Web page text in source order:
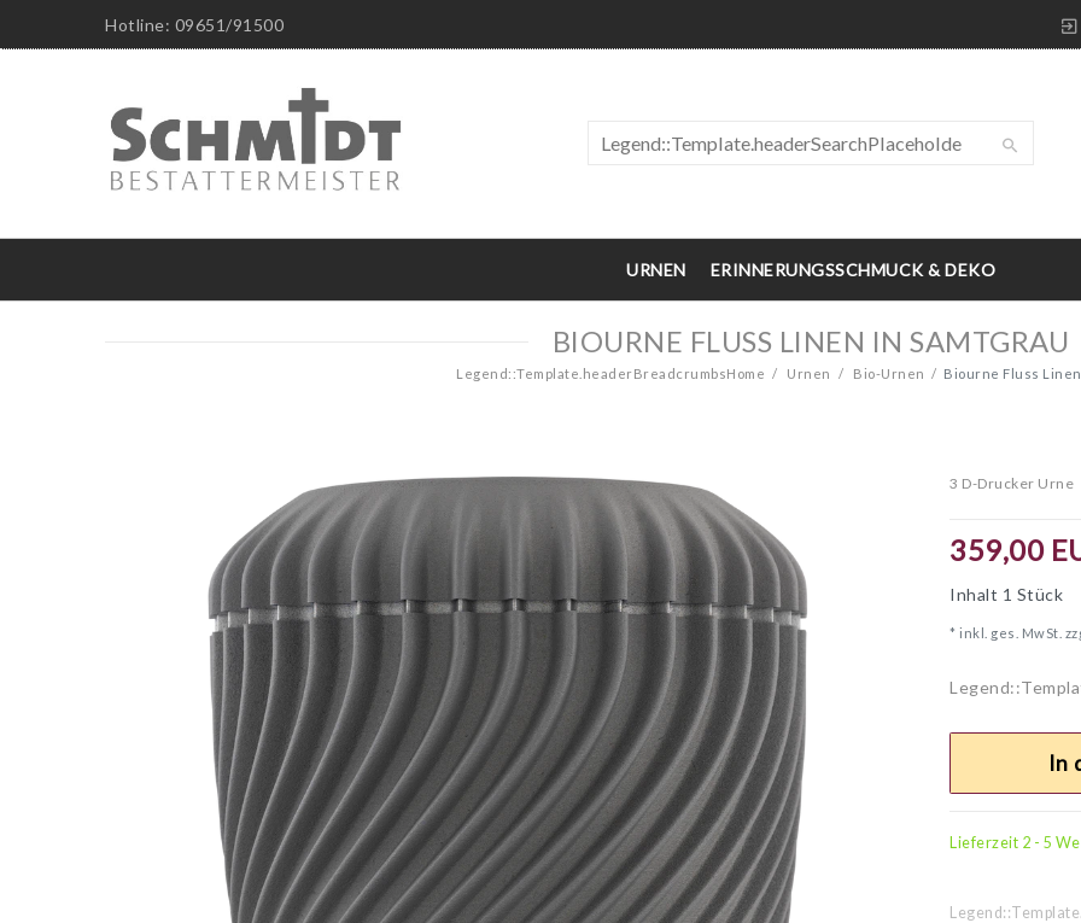
Hotline: 09651/91500
URNEN ERINNERUNGSSCHMUCK & DEKO
BIOURNE FLUSS LINEN IN SAMTGRAU
Legend::Template.headerBreadcrumbsHome Urnen Bio-Urnen Biourne Fluss
3 D-Drucker Urne
359,00
Inhalt 1 Stück
* inkl. ges. MwSt.
In
Lieferzeit 2 - 5